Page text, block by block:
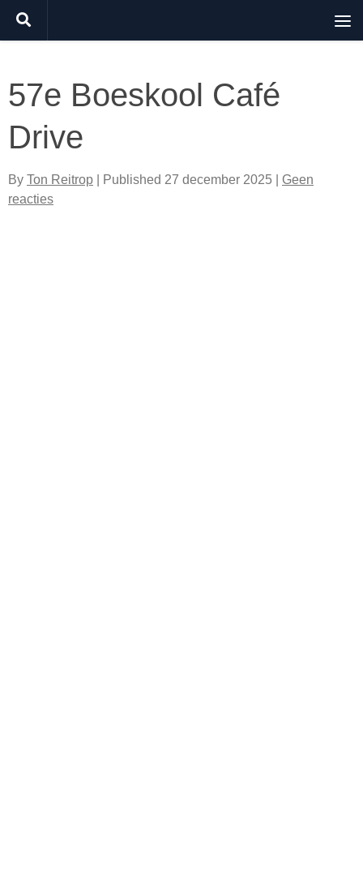
Doorgaan naar inhoud
57e Boeskool Café
Drive
By Ton Reitrop | Published 27 december 2025
Geen
reacties